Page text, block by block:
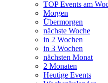
TOP Events am
Morgen
Übermorgen
nächste Woche
in 2 Wochen
in 3 Wochen
nächsten Monat
2 Monaten
Heutige Events